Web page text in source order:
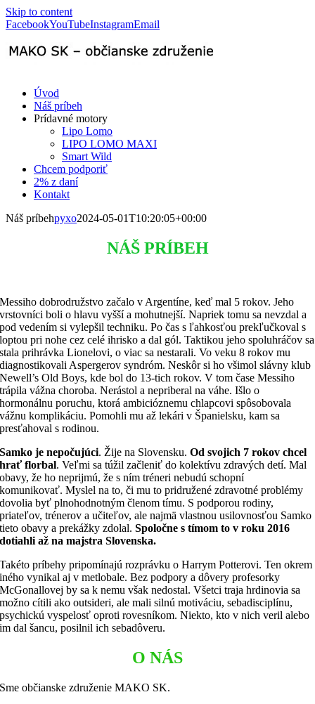
Skip to content
FacebookYouTubeInstagramEmail
Úvod
Náš príbeh
Prídavné motory
Lipo Lomo
LIPO LOMO MAXI
Smart Wild
Chcem podporiť
2% z daní
Kontakt
Náš príbehpyxo2024-05-01T10:20:05+00:00
NÁŠ PRÍBEH
Messiho dobrodružstvo začalo v Argentíne, keď mal 5 rokov. Jeho
vrstovníci boli o hlavu vyšší a mohutnejší. Napriek tomu sa nevzdal a
pod vedením si vylepšil techniku. Po čas s ľahkosťou prekľučkoval s
loptou pri nohe cez celé ihrisko a dal gól. Taktikou jeho spoluhráčov sa
stala prihrávka Lionelovi, o viac sa nestarali. Vo veku 8 rokov mu
diagnostikovali Aspergerov syndróm. Neskôr si ho všimol slávny klub
Newell’s Old Boys, kde bol do 13-tich rokov. V tom čase Messiho
trápila vážna choroba. Nerástol a nepriberal na váhe. Išlo o
hormonálnu poruchu, ktorá ambicióznemu chlapcovi spôsobovala
vážnu komplikáciu. Pomohli mu až lekári v Španielsku, kam sa
presťahoval s rodinou.
Samko je nepočujúci. Žije na Slovensku.Od svojich 7 rokov chcel
hrať florbal. Veľmi sa túžil začleniť do kolektívu zdravých detí. Mal
obavy, že ho neprijmú, že s ním tréneri nebudú schopní
komunikovať. Myslel na to, či mu to pridružené zdravotné problémy
dovolia byť plnohodnotným členom tímu. S podporou rodiny,
priateľov, trénerov a učiteľov, ale najmä vlastnou usilovnosťou Samko
tieto obavy a prekážky zdolal.Spoločne s tímom to v roku 2016
dotiahli až na majstra Slovenska.
Takéto príbehy pripomínajú rozprávku o Harrym Potterovi. Ten okrem
iného vynikal aj v metlobale. Bez podpory a dôvery profesorky
McGonallovej by sa k nemu však nedostal. Všetci traja hrdinovia sa
možno cítili ako outsideri, ale mali silnú motiváciu, sebadisciplínu,
psychickú vyspelosť oproti rovesníkom. Niekto, kto v nich veril alebo
im dal šancu, posilnil ich sebadôveru.
O NÁS
Sme občianske združenie MAKO SK.